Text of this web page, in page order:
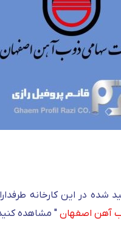
شده در این کارخانه
آهن اصفهان" مشاهده